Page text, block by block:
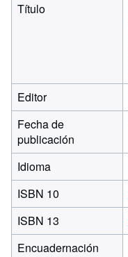
Título
Editor
Fecha de
publicación
Idioma
ISBN 10
ISBN 13
Encuadernación